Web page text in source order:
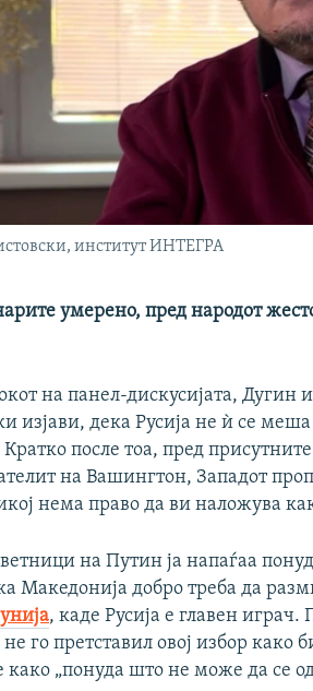
институт ИНТЕГРА
умерено, пред народот
на панел-дискусијата, Дугин
изјави, дека Русија не ѝ се
после тоа, пред
на Вашингтон, Западот
нема право да ви наложува
на Путин ја напаѓаа
Македонија добро треба да
, каде Русија е главен
го претставил овој избор како
како „понуда што не може да се